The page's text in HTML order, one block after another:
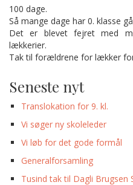
100 dage.
Så mange dage har 0. klasse
Det er blevet fejret med
lækkerier.
Tak til forældrene for lækker
Seneste nyt
Translokation for 9. kl.
Vi søger ny skoleleder
Vi løb for det gode formål
Generalforsamling
Tusind tak til Dagli Brugsen